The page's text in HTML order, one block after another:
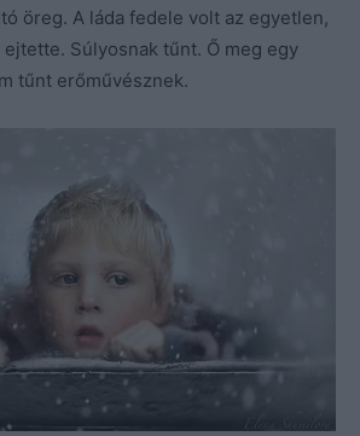
öreg. A láda fedele volt az egyetlen,
Súlyosnak tűnt. Ő meg egy
tűnt erőművésznek.